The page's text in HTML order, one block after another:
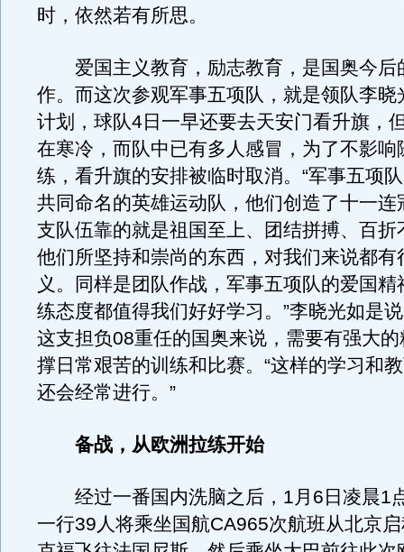
时，依然若有所思。
爱国主义教育，励志教育，是国奥今后
作。而这次参观军事五项队，就是领队李晓
计划，球队4日一早还要去天安门看升旗，
在寒冷，而队中已有多人感冒，为了不影响
练，看升旗的安排被临时取消。“军事五项
共同命名的英雄运动队，他们创造了十一连
支队伍靠的就是祖国至上、团结拼搏、百折
他们所坚持和崇尚的东西，对我们来说都有
义。同样是团队作战，军事五项队的爱国精
练态度都值得我们好好学习。”李晓光如是
这支担负08重任的国奥来说，需要有强大
撑日常艰苦的训练和比赛。“这样的学习和
还会经常进行。”
备战，从欧洲拉练开始
经过一番国内洗脑之后，1月6日凌晨1
一行39人将乘坐国航CA965次航班从北京